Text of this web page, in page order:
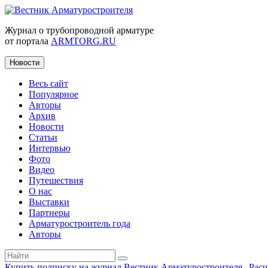
Журнал о трубопроводной арматуре
от портала ARMTORG.RU
Новости
Весь сайт
Популярное
Авторы
Архив
Новости
Статьи
Интервью
Фото
Видео
Путешествия
О нас
Выставки
Партнеры
Арматуростроитель года
Авторы